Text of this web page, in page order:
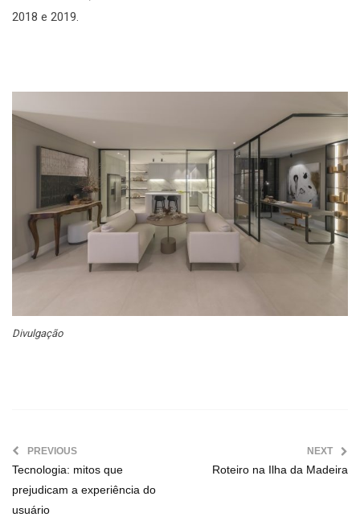
2018 e 2019.
Divulgação
PREVIOUS
Tecnologia: mitos que
prejudicam a experiência do
usuário
NEXT
Roteiro na Ilha da Madeira